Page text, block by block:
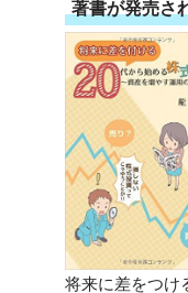
著書が発売さ
将来に差をつけ